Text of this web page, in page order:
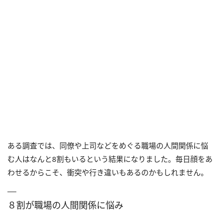
ある調査では、同僚や上司などをめぐる職場の人間関係に悩
む人はなんと8割もいるという結果になりました。毎日顔をあ
わせるからこそ、衝突や行き違いもあるのかもしれません。
８割が職場の人間関係に悩み